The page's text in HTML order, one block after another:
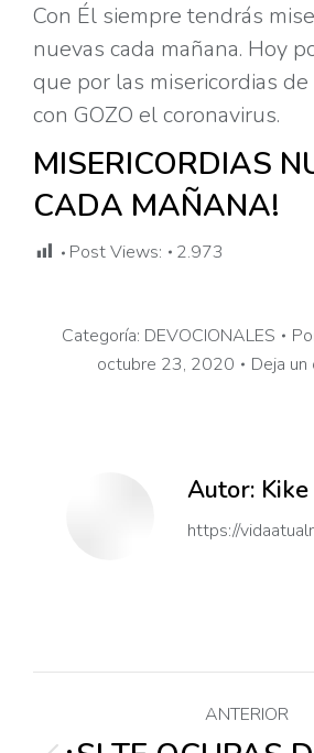
Con Él siempre tendrás
nuevas cada mañana. Hoy
que por las misericordias de
con GOZO el coronavirus.
MISERICORDIAS
CADA MAÑANA!
Post Views: 2.973
Categoría: DEVOCIONALES
octubre 23, 2020
Deja
Autor:
https://
ANTERIOR